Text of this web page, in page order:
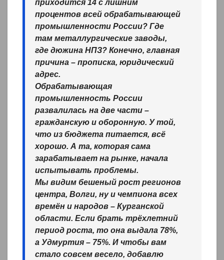
приходится 14 с лишним
процентов всей обрабатывающей
промышленности России? Где
там металлургические заводы,
где дюжина НПЗ? Конечно, главная
причина – прописка, юридический
адрес.
Обрабатывающая
промышленность России
развалилась на две части –
гражданскую и оборонную. У той,
что из бюджета питается, всё
хорошо. А та, которая сама
зарабатывает на рынке, начала
испытывать проблемы.
Мы видим бешеный рост регионов
центра, Волги, ну и чемпиона всех
времён и народов – Курганской
области. Если брать трёхлетний
период роста, то она выдала 78%,
а Удмуртия – 75%. И чтобы вам
стало совсем весело, добавлю